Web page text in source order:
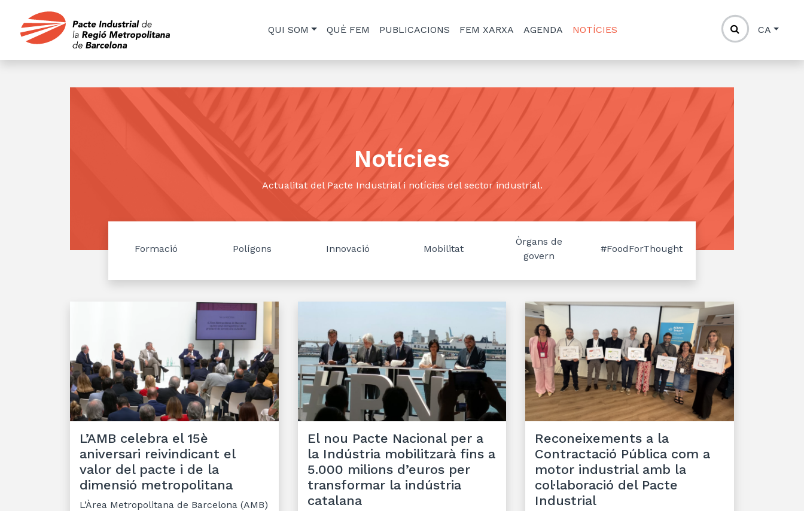
QUI SOM QUÈ FEM PUBLICACIONS FEM XARXA AGENDA NOTÍCIES CA
Notícies
Actualitat del Pacte Industrial i notícies del sector industrial.
Formació Polígons Innovació Mobilitat
Òrgans de
govern
#FoodForThought
L’AMB celebra el 15è
aniversari reivindicant el
valor del pacte i de la
dimensió metropolitana
L’Àrea Metropolitana de Barcelona (AMB)
El nou Pacte Nacional per a
la Indústria mobilitzarà fins a
5.000 milions d’euros per
transformar la indústria
catalana
Reconeixements a la
Contractació Pública com a
motor industrial amb la
col·laboració del Pacte
Industrial